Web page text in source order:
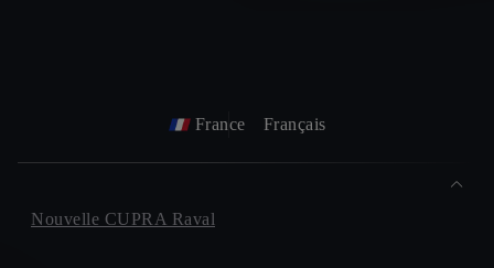
France Français
Nouvelle CUPRA Raval